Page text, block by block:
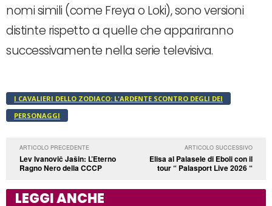
nomi simili (come Freya o Loki), sono versioni
distinte rispetto a quelle che appariranno
successivamente nella serie televisiva.
I CAVALIERI DELLO ZODIACO: L'ARDENTE SCONTRO DEGLI DEI
PERSONAGGI
ARTICOLO PRECEDENTE
Lev Ivanovič Jašin: L’Eterno
Ragno Nero della CCCP
ARTICOLO SUCCESSIVO
Elisa al Palasele di Eboli con il
tour “ Palasport Live 2026 “
LEGGI ANCHE